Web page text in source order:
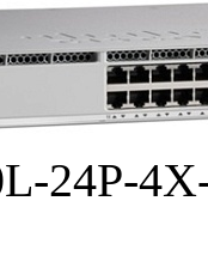
24P-